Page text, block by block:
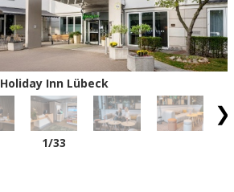
Holiday Inn Lübeck
1/33